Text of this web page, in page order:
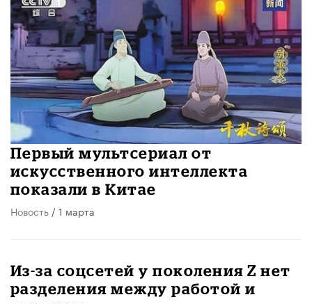
Первый мультсериал от
искусственного интеллекта
показали в Китае
Новость / 1 марта
Из-за соцсетей у поколения Z нет
разделения между работой и